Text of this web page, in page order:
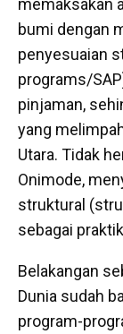
memaksakan
bumi dengan
penyesuaian
programs/
pinjaman,
yang
Utara. Tidak
Onimode,
struktural
sebagai
Belakangan
Dunia sudah
program-